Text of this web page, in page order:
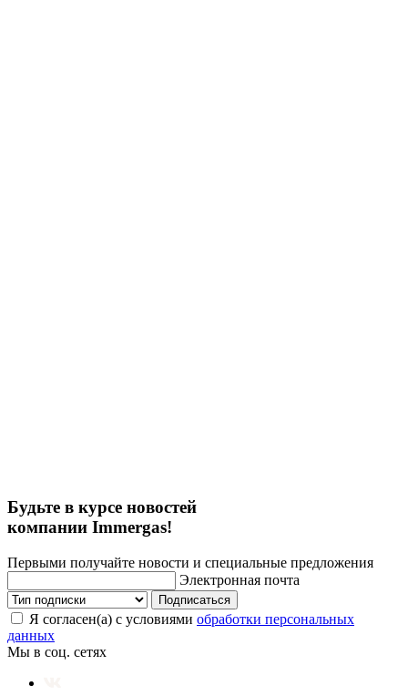
Будьте в курсе новостей
компании Immergas!
Первыми получайте новости и специальные предложения
Электронная почта
Подписаться
Я согласен(а) с условиями обработки персональных
данных
Мы в соц. сетях